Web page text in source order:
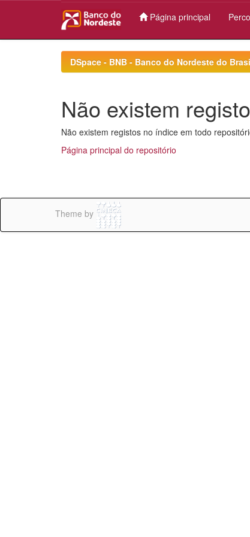
Página principal
DSpace - BNB - Banco do Nordeste do
Não existem
Não existem registos no índice em todo
Página principal do repositório
Theme by